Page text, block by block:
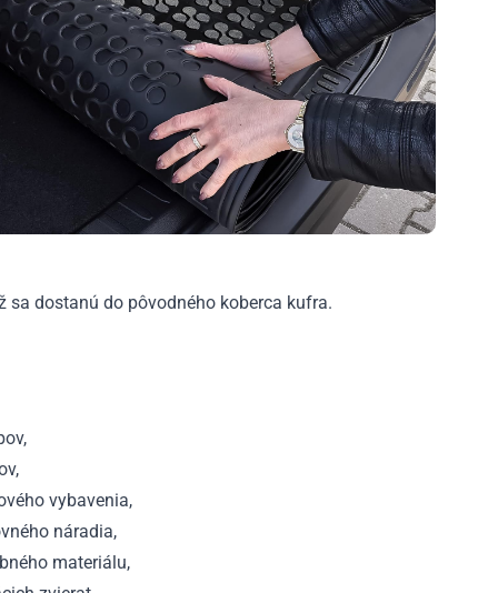
dostanú do pôvodného koberca kufra.
vybavenia,
náradia,
materiálu,